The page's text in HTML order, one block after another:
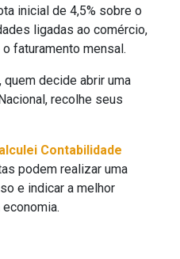
inicial de 4,5% sobre o
ligadas ao comércio,
faturamento mensal.
decide abrir uma
recolhe seus
Contabilidade
podem realizar uma
e indicar a melhor